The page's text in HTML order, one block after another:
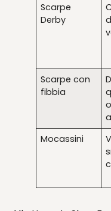
Scarpe
Derby
Scarpe con
fibbia
Mocassini